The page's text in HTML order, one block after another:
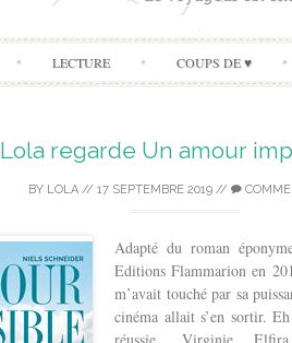
LECTURE COUPS DE ♥
Lola regarde Un amour
BY LOLA// 17 SEPTEMBRE 2019//
Adapté du roman
Editions Flammarion en
m’avait touché par sa
cinéma allait s’en sortir.